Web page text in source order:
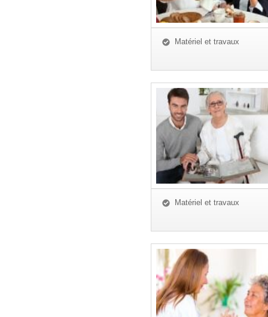
Matériel et travaux
Matériel et travaux